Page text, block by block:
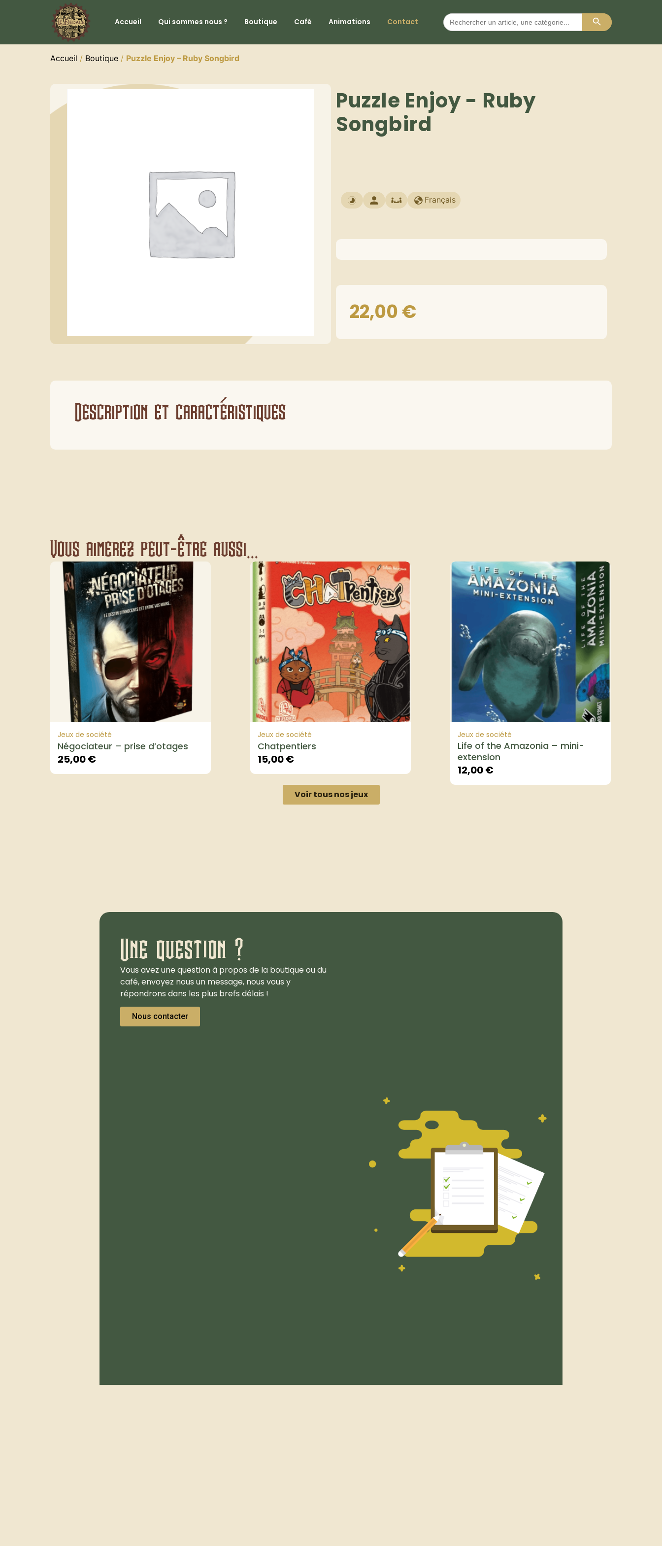
Accueil Qui sommes nous ? Boutique Café Animations Contact
Search
for:
Search Button
Accueil / Boutique / Puzzle Enjoy – Ruby Songbird
Puzzle Enjoy - Ruby
Songbird
Français
22,00€
Description et caractéristiques
Vous aimerez peut-être aussi...
Jeux de société
Négociateur – prise d’otages
25,00€
Jeux de société
Chatpentiers
15,00€
Jeux de société
Life of the Amazonia – mini-
extension
12,00€
Voir tous nos jeux
Une question ?
Vous avez une question à propos de la boutique ou du
café, envoyez nous un message, nous vous y
répondrons dans les plus brefs délais !
Nous contacter